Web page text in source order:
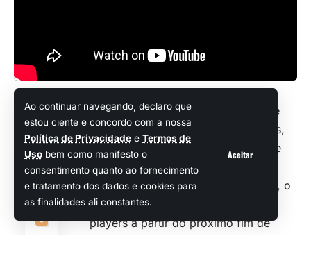
Ao continuar navegando, declaro que
estou ciente e concordo com a nossa
Política de Privacidade e Termos de
Uso bem como manifesto o
consentimento quanto ao fornecimento
e tratamento dos dados e cookies para
as finalidades ali constantes.
Aceitar
Compartilhar
Finalmente! Apósuma campanha de
pré-registroque durou vários meses,
os devs da Yostar Games finalmente
revelaram a data de estreia do
promissor Stella Sora. Melhor ainda, o
game vai ficar à disposição dos
players a partir do próximo fim de